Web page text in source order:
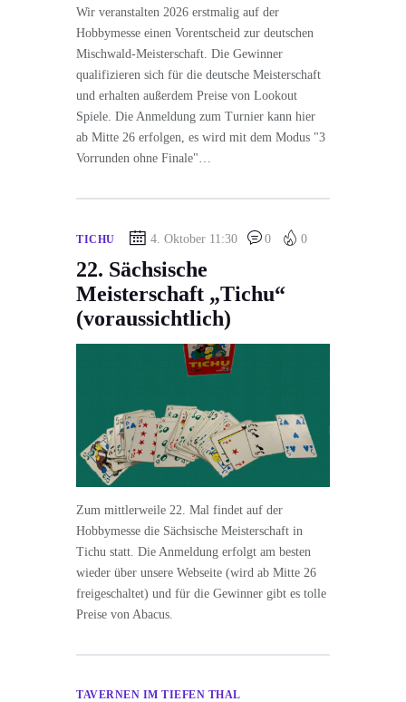
Wir veranstalten 2026 erstmalig auf der
Hobbymesse einen Vorentscheid zur deutschen
Mischwald-Meisterschaft. Die Gewinner
qualifizieren sich für die deutsche Meisterschaft
und erhalten außerdem Preise von Lookout
Spiele. Die Anmeldung zum Turnier kann hier
ab Mitte 26 erfolgen, es wird mit dem Modus "3
Vorrunden ohne Finale"…
TICHU 4. Oktober 11:30 0 0
22. Sächsische
Meisterschaft „Tichu“
(voraussichtlich)
Zum mittlerweile 22. Mal findet auf der
Hobbymesse die Sächsische Meisterschaft in
Tichu statt. Die Anmeldung erfolgt am besten
wieder über unsere Webseite (wird ab Mitte 26
freigeschaltet) und für die Gewinner gibt es tolle
Preise von Abacus.
TAVERNEN IM TIEFEN THAL